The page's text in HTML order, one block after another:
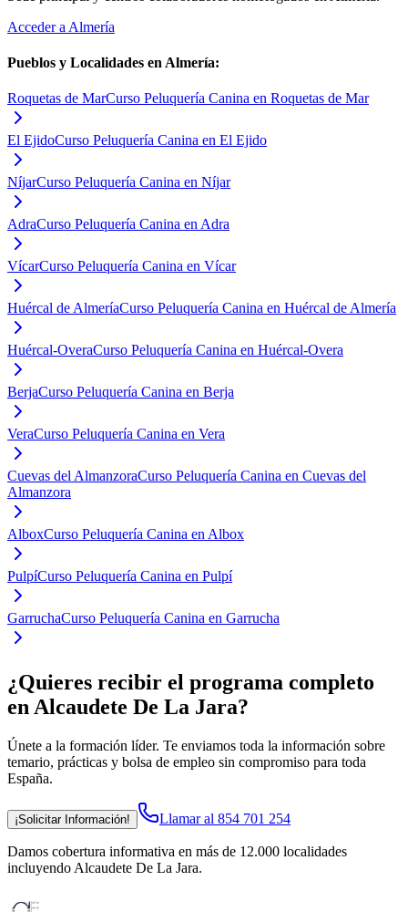
Acceder a Almería
Pueblos y Localidades en Almería:
Roquetas de MarCurso Peluquería Canina en Roquetas de Mar
El EjidoCurso Peluquería Canina en El Ejido
NíjarCurso Peluquería Canina en Níjar
AdraCurso Peluquería Canina en Adra
VícarCurso Peluquería Canina en Vícar
Huércal de AlmeríaCurso Peluquería Canina en Huércal de Almería
Huércal-OveraCurso Peluquería Canina en Huércal-Overa
BerjaCurso Peluquería Canina en Berja
VeraCurso Peluquería Canina en Vera
Cuevas del AlmanzoraCurso Peluquería Canina en Cuevas del
Almanzora
AlboxCurso Peluquería Canina en Albox
PulpíCurso Peluquería Canina en Pulpí
GarruchaCurso Peluquería Canina en Garrucha
¿Quieres recibir el programa completo
en Alcaudete De La Jara?
Únete a la formación líder. Te enviamos toda la información sobre
temario, prácticas y bolsa de empleo sin compromiso para toda
España.
¡Solicitar Información! Llamar al 854 701 254
Damos cobertura informativa en más de 12.000 localidades
incluyendo Alcaudete De La Jara.